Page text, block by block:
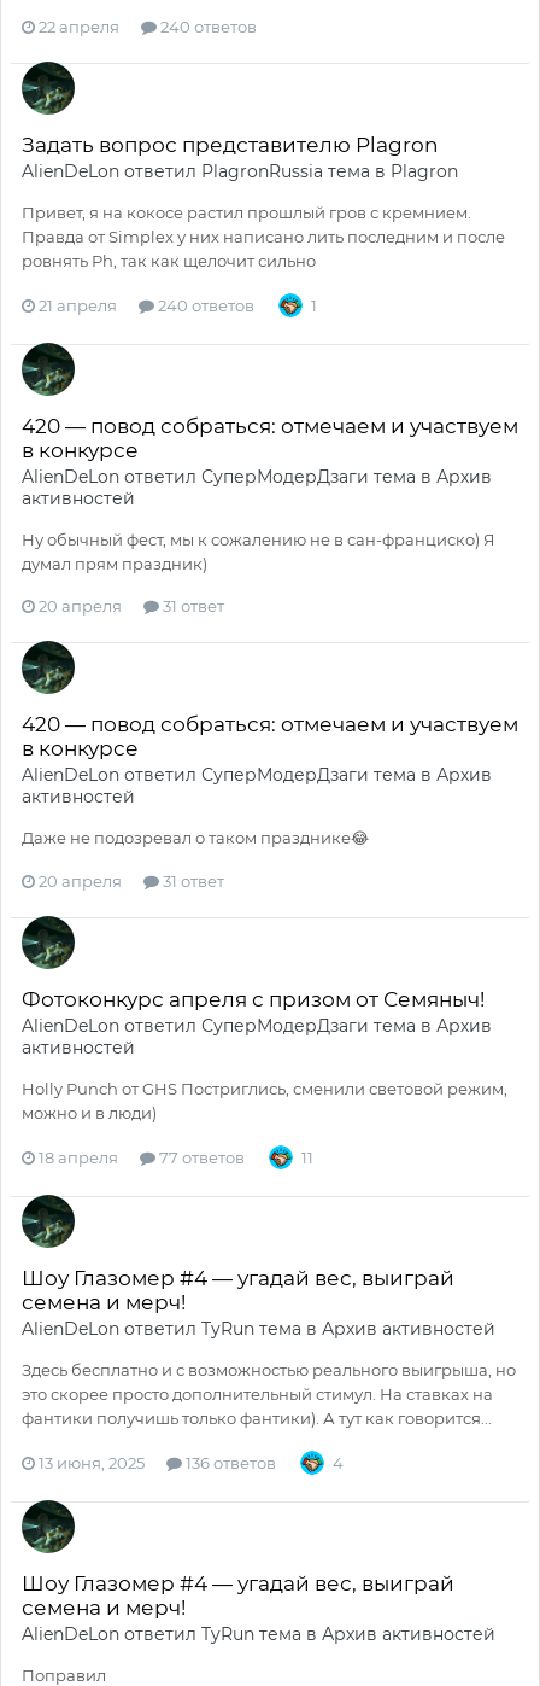
22 апреля 240 ответов
Задать вопрос представителю Plagron
AlienDeLon ответил PlagronRussia тема в Plagron
Привет, я на кокосе растил прошлый гров с кремнием.
Правда от Simplex у них написано лить последним и после
ровнять Ph, так как щелочит сильно
21 апреля 240 ответов 1
420 — повод собраться: отмечаем и участвуем
в конкурсе
AlienDeLon ответил СуперМодерДзаги тема в Архив
активностей
Ну обычный фест, мы к сожалению не в сан-франциско) Я
думал прям праздник)
20 апреля 31 ответ
420 — повод собраться: отмечаем и участвуем
в конкурсе
AlienDeLon ответил СуперМодерДзаги тема в Архив
активностей
Даже не подозревал о таком празднике😂
20 апреля 31 ответ
Фотоконкурс апреля с призом от Семяныч!
AlienDeLon ответил СуперМодерДзаги тема в Архив
активностей
Holly Punch от GHS Постриглись, сменили световой режим,
можно и в люди)
18 апреля 77 ответов 11
Шоу Глазомер #4 — угадай вес, выиграй
семена и мерч!
AlienDeLon ответил TyRun тема в Архив активностей
Здесь бесплатно и с возможностью реального выигрыша, но
это скорее просто дополнительный стимул. На ставках на
фантики получишь только фантики). А тут как говорится...
13 июня, 2025 136 ответов 4
Шоу Глазомер #4 — угадай вес, выиграй
семена и мерч!
AlienDeLon ответил TyRun тема в Архив активностей
Поправил